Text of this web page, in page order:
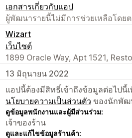
เอกสารเกี่ยวกับแอป
ผู้พัฒนารายนี้ไม่มีการช่วยเหลือโดย
Wizart
เว็บไซต์
1899 Oracle Way, Apt 1521,
13 มิถุนายน 2022
แอปนี้ต้องมีสิทธิ์เข้าถึงข้อมูลต่อไป
นโยบายความเป็นส่วนตัว ของนักพัฒ
ดูข้อมูลพนักงานและผู้มีส่วนร่วม:
เจ้าของร้าน
ดูและแก้ไขข้อมูลร้านค้า: